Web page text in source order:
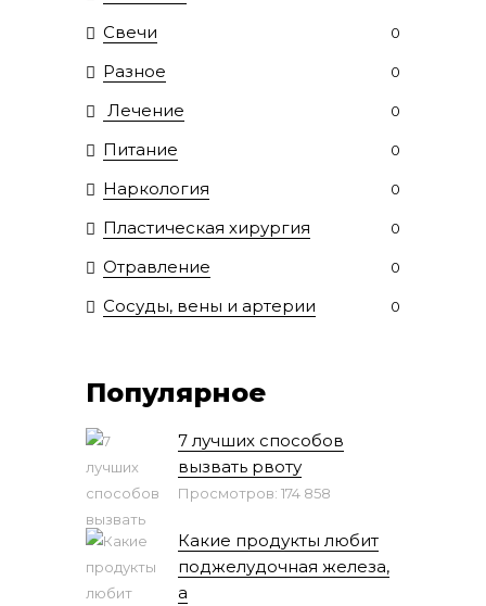
Свечи 0
Разное 0
Лечение 0
Питание 0
Наркология 0
Пластическая хирургия 0
Отравление 0
Сосуды, вены и артерии 0
Популярное
7 лучших способов
вызвать рвоту
Просмотров: 174 858
Какие продукты любит
поджелудочная железа,
а